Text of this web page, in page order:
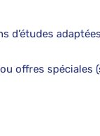
d’études adaptées
offres spéciales